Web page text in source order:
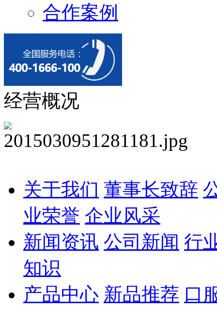
合作案例
经营概况
关于我们 董事长致辞
业荣誉 企业风采
新闻资讯 公司新闻 行
知识
产品中心 新品推荐 口